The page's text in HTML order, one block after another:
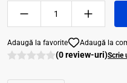
Adaugă la favorite Adaugă la
(0 review-uri)Scrie